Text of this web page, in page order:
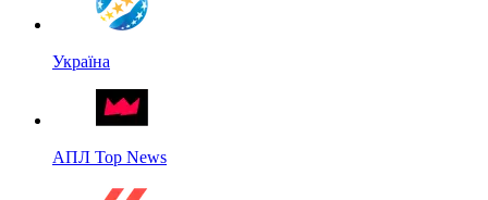
Україна
АПЛ Top News